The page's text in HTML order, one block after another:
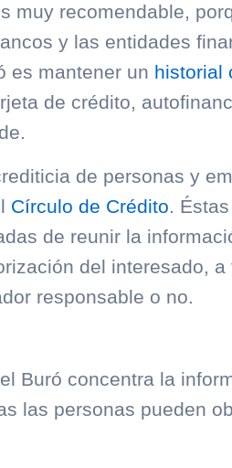
muy recomendable,
y las entidades
es mantener un historial
de crédito,
de personas y
Círculo de Crédito.
de reunir la
del interesado, a
responsable o no.
Buró concentra la
las personas pueden